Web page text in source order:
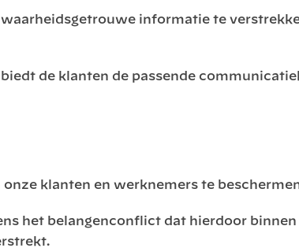
informatie te
de klanten de passende
klanten en werknemers te
het belangenconflict dat hierdoor